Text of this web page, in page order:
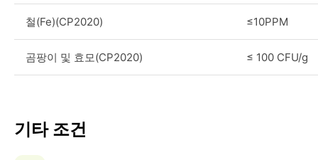
철(Fe)(CP2020) ≤10PPM
곰팡이 및 효모(CP2020) ≤ 100 CFU/g
기타 조건